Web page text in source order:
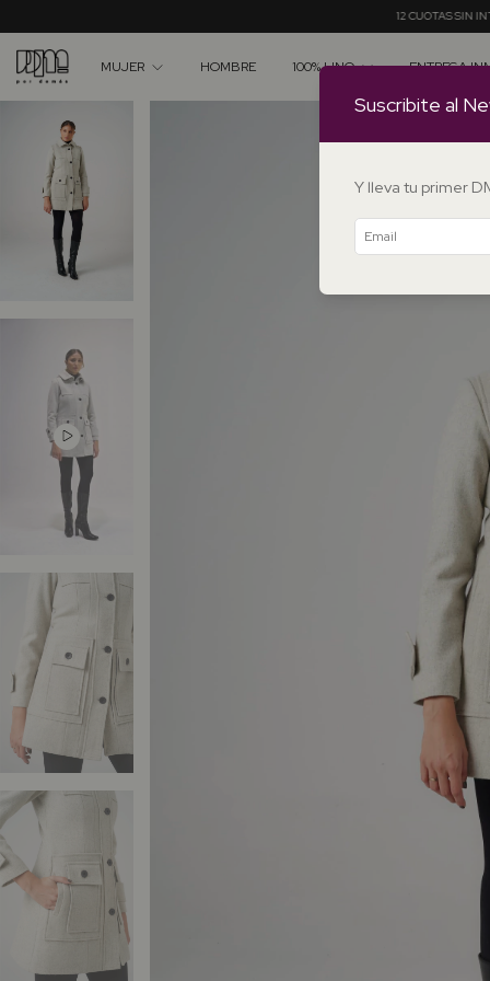
12 CUOTAS SIN INTERÉS A PARTIR DE
MUJER HOMBRE 100% LINO ENTREGA
Suscribite al
Y lleva tu primer